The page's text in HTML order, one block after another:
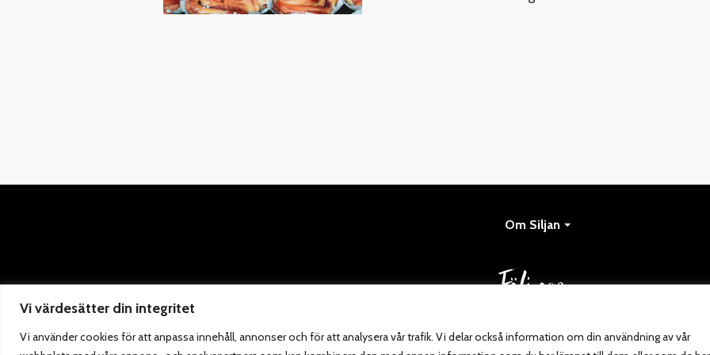
Vi värdesätter din integritet
Vi använder cookies för att anpassa innehåll, annonser och för att analysera vår trafik. Vi delar också information om din användning av vår
Om Siljan
Leksand Följ oss